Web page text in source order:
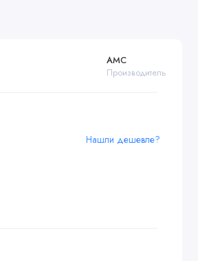
AMC
Производитель
Нашли дешевле?